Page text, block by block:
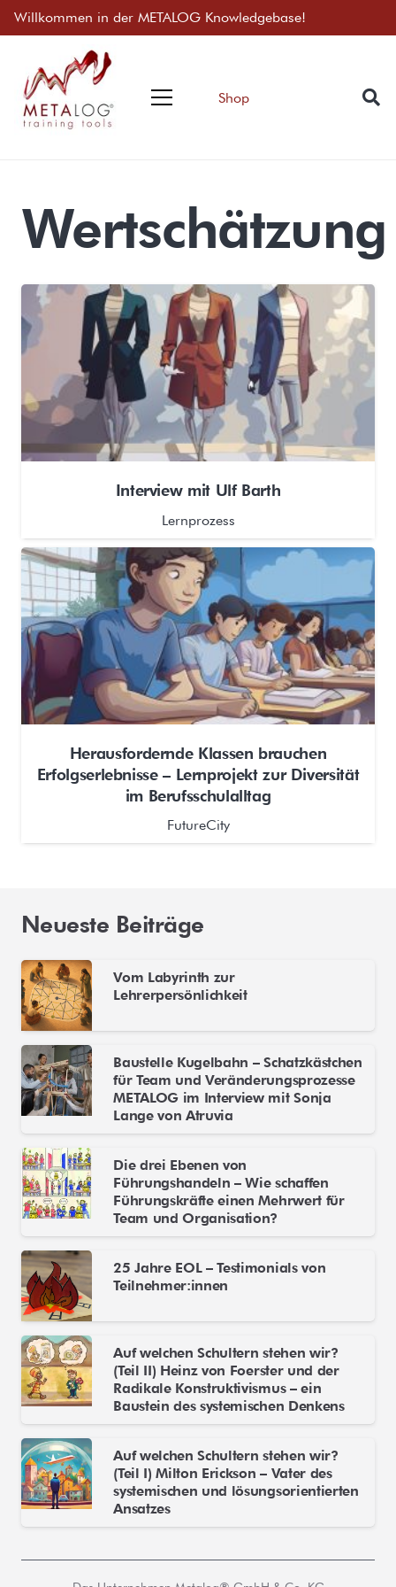
Willkommen in der METALOG Knowledgebase!
Shop
Wertschätzung
Interview mit Ulf Barth
Lernprozess
Herausfordernde Klassen brauchen
Erfolgserlebnisse – Lernprojekt zur Diversität
im Berufsschulalltag
FutureCity
Neueste Beiträge
Vom Labyrinth zur
Lehrerpersönlichkeit
Baustelle Kugelbahn – Schatzkästchen
für Team und Veränderungsprozesse
METALOG im Interview mit Sonja
Lange von Atruvia
Die drei Ebenen von
Führungshandeln – Wie schaffen
Führungskräfte einen Mehrwert für
Team und Organisation?
25 Jahre EOL – Testimonials von
Teilnehmer:innen
Auf welchen Schultern stehen wir?
(Teil II) Heinz von Foerster und der
Radikale Konstruktivismus – ein
Baustein des systemischen Denkens
Auf welchen Schultern stehen wir?
(Teil I) Milton Erickson – Vater des
systemischen und lösungsorientierten
Ansatzes